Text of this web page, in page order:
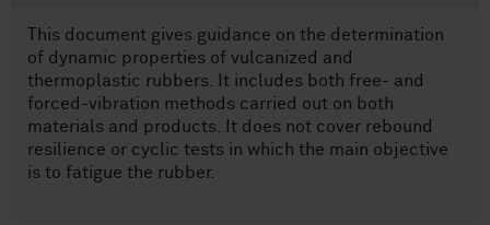
This document gives guidance on the determination
of dynamic properties of vulcanized and
thermoplastic rubbers. It includes both free- and
forced-vibration methods carried out on both
materials and products. It does not cover rebound
resilience or cyclic tests in which the main objective
is to fatigue the rubber.